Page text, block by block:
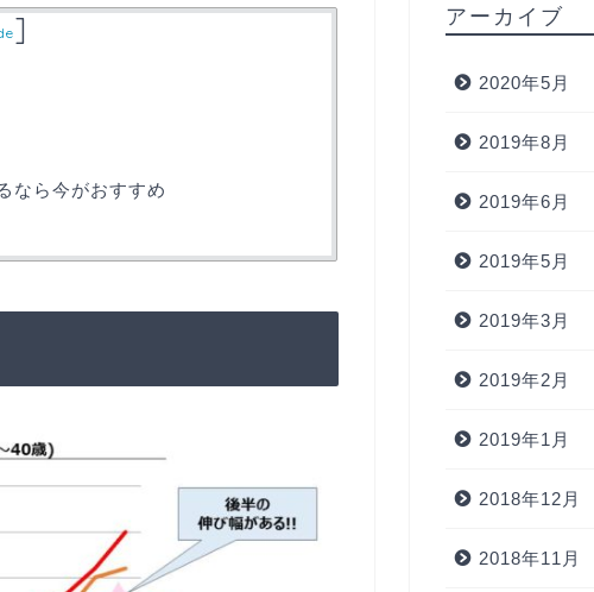
]
なら今がおすすめ
アーカイブ
2020年5月
2019年8月
2019年6月
2019年5月
2019年3月
2019年2月
2019年1月
2018年12月
2018年11月